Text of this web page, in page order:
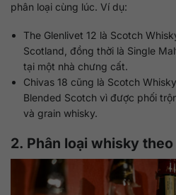
phân loại cùng lúc. Ví dụ:
The Glenlivet 12 là Scotch
Scotland, đồng thời là Single
tại một nhà chưng cất.
Chivas 18 cũng là Scotch
Blended Scotch vì được phối
và grain whisky.
2. Phân loại whisky